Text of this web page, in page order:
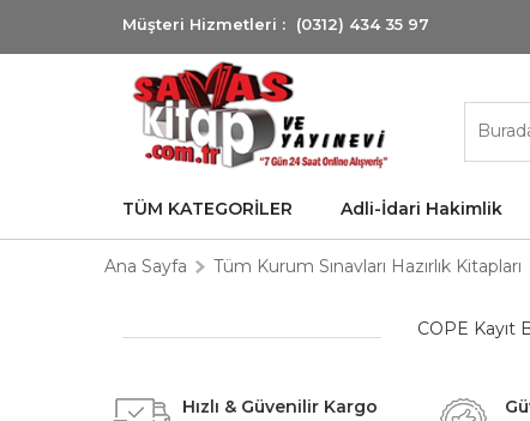
Müşteri Hizmetleri : (0312) 434 35 97
TÜM KATEGORİLER Adli-İdari Hakimlik
Ana Sayfa Tüm Kurum Sınavları Hazırlık Kitapları
COPE Kayıt
Hızlı & Güvenilir Kargo